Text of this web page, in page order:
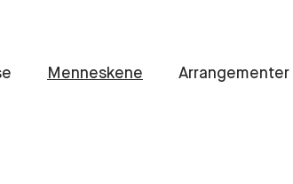
Menneskene Arrangementer